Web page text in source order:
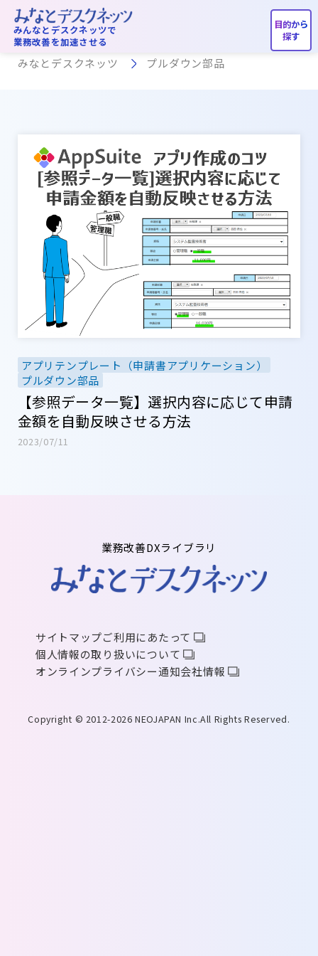
みんなとデスクネッツで
業務改善を加速させる
プルダウン部品
みなとデスクネッツ プルダウン部品
アプリテンプレート（申請書アプリケーション）
プルダウン部品
【参照データ一覧】選択内容に応じて申請
金額を自動反映させる方法
2023/07/11
業務改善DXライブラリ
サイトマップご利用にあたって
個人情報の取り扱いについて
オンラインプライバシー通知会社情報
Copyright © 2012-2026 NEOJAPAN Inc.All Rights Reserved.